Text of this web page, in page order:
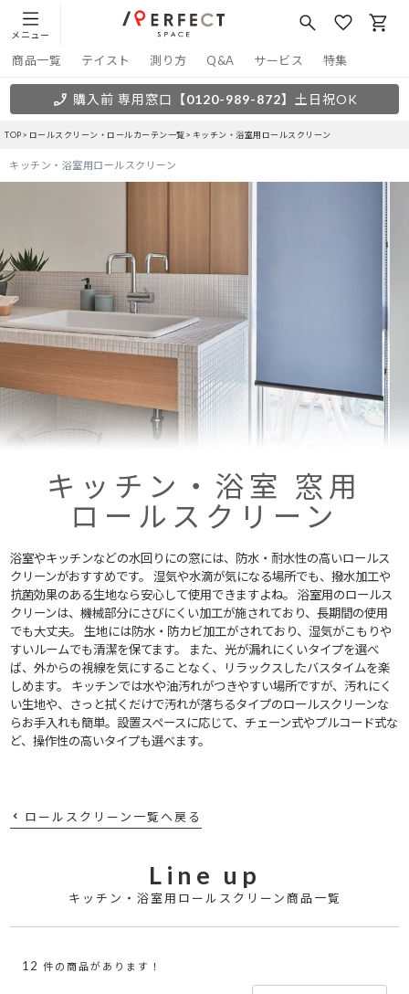
メニュー
商品一覧 テイスト 測り方 Q&A サービス 特集
購入前 専用窓口 【0120-989-872】 土日祝OK
TOP ロールスクリーン・ロールカーテン一覧 キッチン・浴室用ロールスクリーン
キッチン・浴室用ロールスクリーン
キッチン・浴室 窓用
ロールスクリーン
浴室やキッチンなどの水回りにの窓には、防水・耐水性の高いロールス
クリーンがおすすめです。 湿気や水滴が気になる場所でも、撥水加工や
抗菌効果のある生地なら安心して使用できますよね。 浴室用のロールス
クリーンは、機械部分にさびにくい加工が施されており、長期間の使用
でも大丈夫。 生地には防水・防カビ加工がされており、湿気がこもりや
すいルームでも清潔を保てます。
また、光が漏れにくいタイプを選べ
ば、外からの視線を気にすることなく、リラックスしたバスタイムを楽
しめます。 キッチンでは水や油汚れがつきやすい場所ですが、汚れにく
い生地や、 さっと拭くだけで汚れが落ちるタイプのロールスクリーンな
らお手入れも簡単。 設置スペースに応じて、チェーン式やプルコード式な
ど、操作性の高いタイプも選べます。
ロールスクリーン一覧へ戻る
Line up
キッチン・浴室用ロールスクリーン商品一覧
12 件の商品があります！